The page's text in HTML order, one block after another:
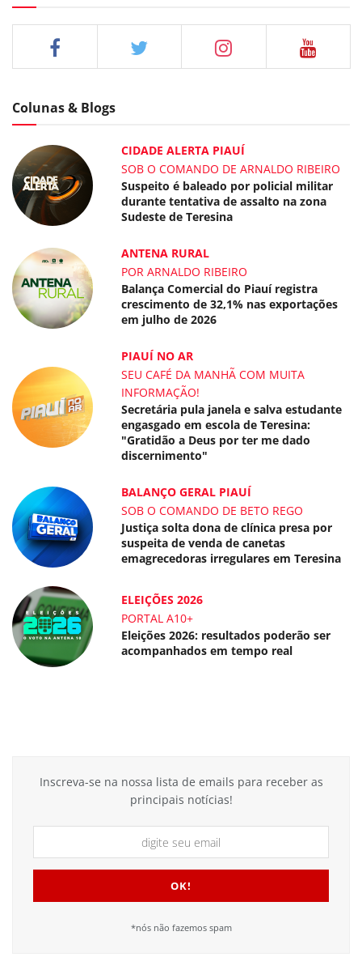
Colunas & Blogs
CIDADE ALERTA PIAUÍ
SOB O COMANDO DE ARNALDO RIBEIRO
Suspeito é baleado por policial militar
durante tentativa de assalto na zona
Sudeste de Teresina
ANTENA RURAL
POR ARNALDO RIBEIRO
Balança Comercial do Piauí registra
crescimento de 32,1% nas exportações
em julho de 2026
PIAUÍ NO AR
SEU CAFÉ DA MANHÃ COM MUITA
INFORMAÇÃO!
Secretária pula janela e salva estudante
engasgado em escola de Teresina:
"Gratidão a Deus por ter me dado
discernimento"
BALANÇO GERAL PIAUÍ
SOB O COMANDO DE BETO REGO
Justiça solta dona de clínica presa por
suspeita de venda de canetas
emagrecedoras irregulares em Teresina
ELEIÇÕES 2026
PORTAL A10+
Eleições 2026: resultados poderão ser
acompanhados em tempo real
Inscreva-se na nossa lista de emails para receber as
principais notícias!
*nós não fazemos spam